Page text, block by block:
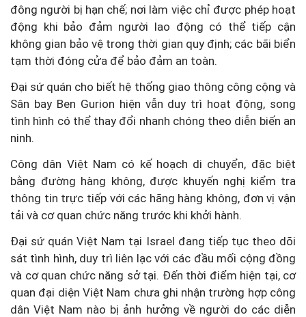
đông người bị hạn chế; nơi làm việc chỉ được phép hoạt
động khi bảo đảm người lao động có thể tiếp cận
không gian bảo vệ trong thời gian quy định; các bãi biển
tạm thời đóng cửa để bảo đảm an toàn.
Đại sứ quán cho biết hệ thống giao thông công cộng và
Sân bay Ben Gurion hiện vẫn duy trì hoạt động, song
tình hình có thể thay đổi nhanh chóng theo diễn biến an
ninh.
Công dân Việt Nam có kế hoạch di chuyển, đặc biệt
bằng đường hàng không, được khuyến nghị kiểm tra
thông tin trực tiếp với các hãng hàng không, đơn vị vận
tải và cơ quan chức năng trước khi khởi hành.
Đại sứ quán Việt Nam tại Israel đang tiếp tục theo dõi
sát tình hình, duy trì liên lạc với các đầu mối cộng đồng
và cơ quan chức năng sở tại. Đến thời điểm hiện tại, cơ
quan đại diện Việt Nam chưa ghi nhận trường hợp công
dân Việt Nam nào bị ảnh hưởng về người do các diễn